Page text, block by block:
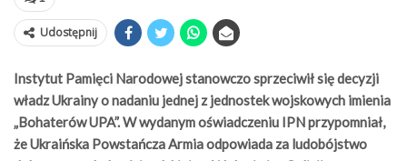
Udostępnij
Instytut Pamięci Narodowej stanowczo sprzeciwił się decyzji
władz Ukrainy o nadaniu jednej z jednostek wojskowych imienia
„Bohaterów UPA”. W wydanym oświadczeniu IPN przypomniał,
że Ukraińska Powstańcza Armia odpowiada za ludobójstwo